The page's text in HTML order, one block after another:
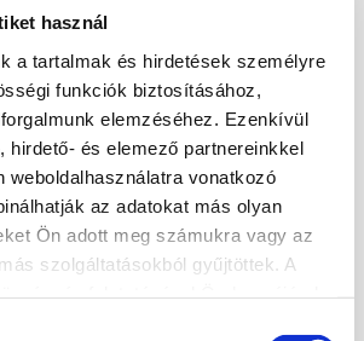
használ
a tartalmak és hirdetések személyre
funkciók biztosításához,
elemzéséhez. Ezenkívül
hirdető- és elemező partnereinkkel
weboldalhasználatra vonatkozó
az adatokat más olyan
Ön adott meg számukra vagy az
szolgáltatásokból gyűjtöttek. A